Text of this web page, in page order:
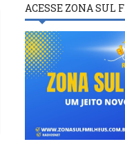
ACESSE ZONA SUL